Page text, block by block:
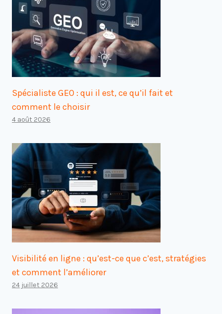
Spécialiste GEO : qui il est, ce qu’il fait et
comment le choisir
4 août 2026
Visibilité en ligne : qu’est-ce que c’est, stratégies
et comment l’améliorer
24 juillet 2026